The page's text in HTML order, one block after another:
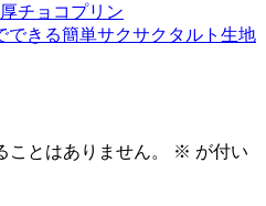
チョコプリン
できる簡単サクサクタルト生地
とはありません。 ※ が付い